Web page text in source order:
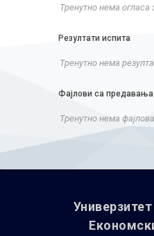
Тренутно нема огласа
Резултати испита
Тренутно нема
Фајлови са предавања
Тренутно нема фајлова.